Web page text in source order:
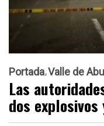
Portada Valle de
Las
dos